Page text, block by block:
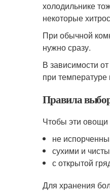
холодильнике
некоторые
При обычной
нужно сразу.
В зависимости
при
Правила
Чтобы эти
не
сухими и
с открытой
Для хранения